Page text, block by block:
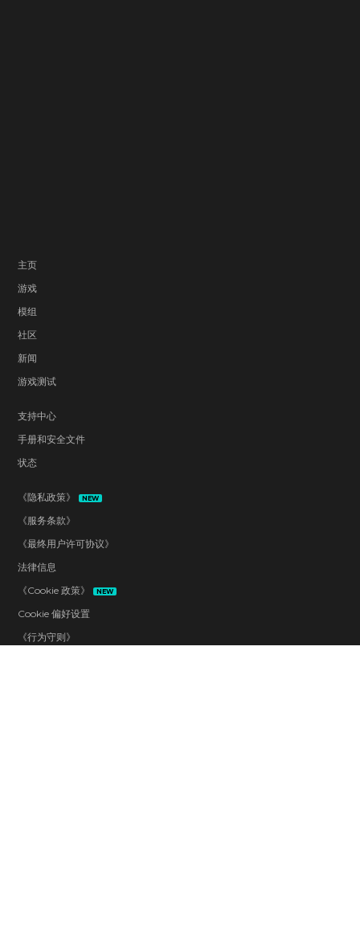
主页
游戏
模组
社区
新闻
游戏测试
支持中心
手册和安全文件
状态
《隐私政策》 NEW
《服务条款》
《最终用户许可协议》
法律信息
《Cookie 政策》
NEW
Cookie 偏好设置
《行为守则》